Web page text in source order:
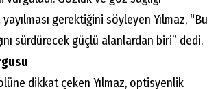
gerektiğini söyleyen Yılmaz, “Bu
sürdürecek güçlü alanlardan biri” dedi.
dikkat çeken Yılmaz, optisyenlik